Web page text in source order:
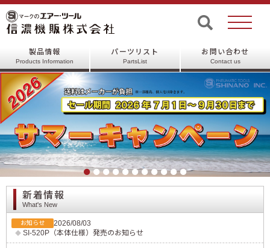
製品情報
Products Information
パーツリスト
PartsList
お問い合わせ
Contact us
新着情報
What's New
お知らせ
2026/08/03
SI-520P（本体仕様）発売のお知らせ